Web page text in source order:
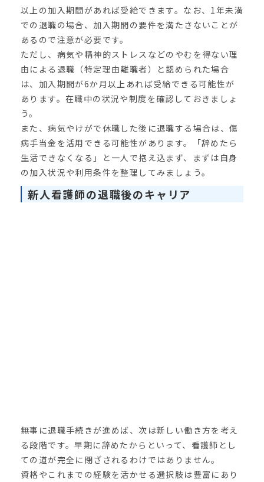
以上の加入期間があれば受給できます。なお、1年未満
での退職の場合、加入期間の要件を満たさないことが
あるので注意が必要です。
ただし、病気や精神的ストレスなどのやむを得ない理
由による退職（特定理由離職者）と認められた場合
は、加入期間が6か月以上あれば受給できる可能性が
あります。在職中の状況や制度を確認しておきましょ
う。
また、病気やけがで休職した後に退職する場合は、傷
病手当金を活用できる可能性があります。「辞めたら
生活できなくなる」と一人で抱え込まず、まずは自身
の加入状況や利用条件を整理してみましょう。
新人看護師の退職後のキャリア
無事に退職手続きが進めば、次は新しい働き方を考え
る段階です。早期に辞めたからといって、看護師とし
ての道が完全に閉ざされるわけではありません。
資格やこれまでの経験を活かせる選択肢は豊富にあり